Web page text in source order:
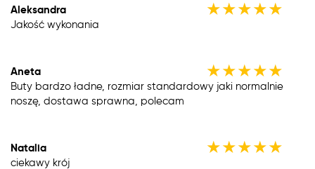
Aleksandra ★★★★★
Jakość wykonania
Aneta ★★★★★
Buty bardzo ładne, rozmiar standardowy jaki normalnie
noszę, dostawa sprawna, polecam
Natalia ★★★★★
ciekawy krój